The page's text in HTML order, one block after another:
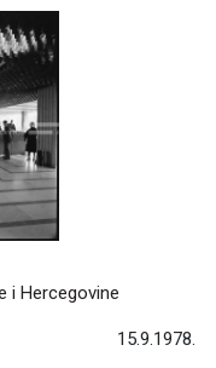
i Hercegovine
15.9.1978.